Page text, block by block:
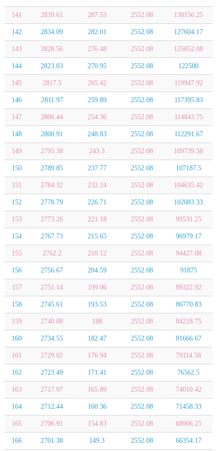
141 2839.61 287.53 2552.08 130156.25
142 2834.09 282.01 2552.08 127604.17
143 2828.56 276.48 2552.08 125052.08
144 2823.03 270.95 2552.08 122500
145 2817.5 265.42 2552.08 119947.92
146 2811.97 259.89 2552.08 117395.83
147 2806.44 254.36 2552.08 114843.75
148 2800.91 248.83 2552.08 112291.67
149 2795.38 243.3 2552.08 109739.58
150 2789.85 237.77 2552.08 107187.5
151 2784.32 232.24 2552.08 104635.42
152 2778.79 226.71 2552.08 102083.33
153 2773.26 221.18 2552.08 99531.25
154 2767.73 215.65 2552.08 96979.17
155 2762.2 210.12 2552.08 94427.08
156 2756.67 204.59 2552.08 91875
157 2751.14 199.06 2552.08 89322.92
158 2745.61 193.53 2552.08 86770.83
159 2740.08 188 2552.08 84218.75
160 2734.55 182.47 2552.08 81666.67
161 2729.02 176.94 2552.08 79114.58
162 2723.49 171.41 2552.08 76562.5
163 2717.97 165.89 2552.08 74010.42
164 2712.44 160.36 2552.08 71458.33
165 2706.91 154.83 2552.08 68906.25
166 2701.38 149.3 2552.08 66354.17